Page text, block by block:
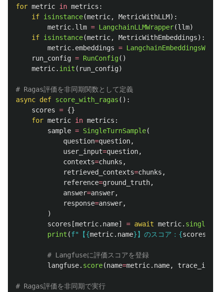
for metric in metrics :
if isinstance(metric, MetricWithLLM):
metric. llm = LangchainLLMWrapper(llm)
if isinstance(metric, MetricWithEmbeddings):
metric. embeddings =
run_config = RunConfig()
metric. init ( run_config)
async def score_with_ragas ():
scores = {}
for metric in metrics :
sample = SingleTurnSample(
question=question,
user_input=question,
contexts=chunks ,
retrieved_contexts=chunks ,
reference=ground_truth,
answer=answer,
response=answer,
)
scores [metric. name] = await metric.
print (f" 【{metric. name}】のスコア： {scores
langfuse. score(name=metric. name, trace_id